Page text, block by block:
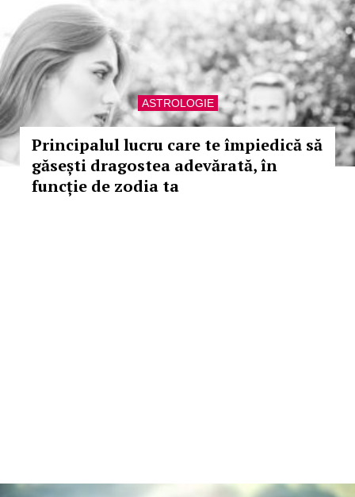
ASTROLOGIE
Principalul lucru care te împiedică să
găsești dragostea adevărată, în
funcție de zodia ta